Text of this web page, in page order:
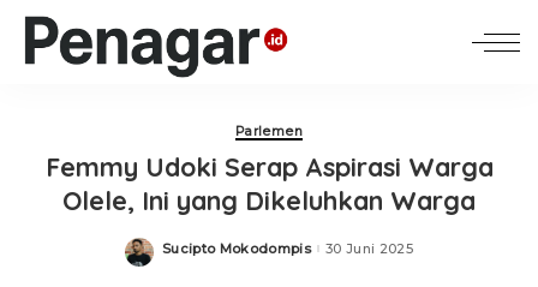
Parlemen
Femmy Udoki Serap Aspirasi Warga
Olele, Ini yang Dikeluhkan Warga
Posted
Sucipto Mokodompis 30 Juni 2025